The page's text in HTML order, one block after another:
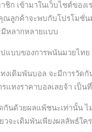
ชิก เข้ามาในเว็บไซต์ของ
ณลูกค้าจะพบกับโปรโมชั่น
มีหลากหลายแบบ
แบบของการพนันมวยไท
งเดิมพันบอล จะมีการวัด
แทงราคาบอลเลยจ้า เป็
นด้วยผลแพ้ชนะเท่านั้น ไ
วจะเดิมพันเพียงผลลัพธ์ใค